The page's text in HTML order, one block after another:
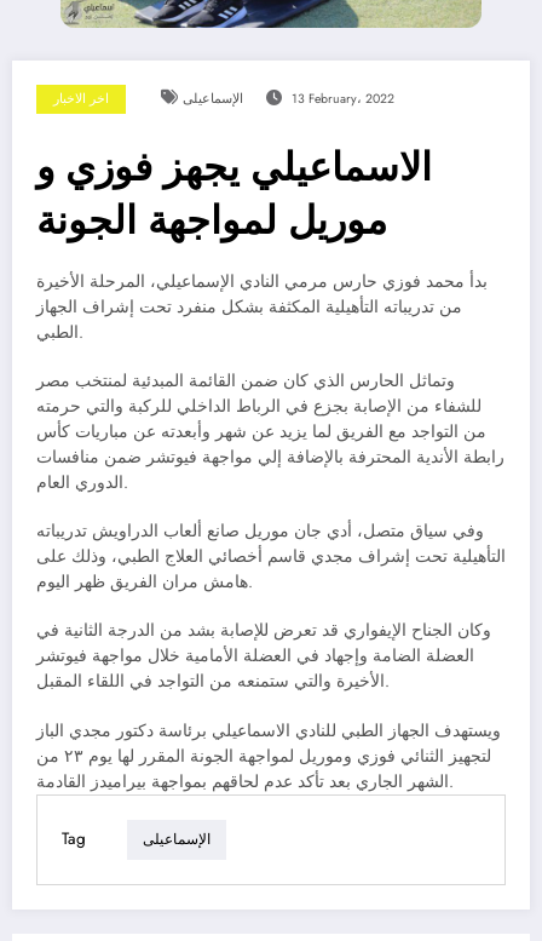
اخر الاخبار الإسماعيلى 13 February، 2022
الاسماعيلي يجهز فوزي و
موريل لمواجهة الجونة
بدأ محمد فوزي حارس مرمي النادي الإسماعيلي، المرحلة الأخيرة
من تدريباته التأهيلية المكثفة بشكل منفرد تحت إشراف الجهاز
الطبي.
وتماثل الحارس الذي كان ضمن القائمة المبدئية لمنتخب مصر
للشفاء من الإصابة بجزع في الرباط الداخلي للركبة والتي حرمته
من التواجد مع الفريق لما يزيد عن شهر وأبعدته عن مباريات كأس
رابطة الأندية المحترفة بالإضافة إلي مواجهة فيوتشر ضمن منافسات
الدوري العام.
وفي سياق متصل، أدي جان موريل صانع ألعاب الدراويش تدريباته
التأهيلية تحت إشراف مجدي قاسم أخصائي العلاج الطبي، وذلك على
هامش مران الفريق ظهر اليوم.
وكان الجناح الإيفواري قد تعرض للإصابة بشد من الدرجة الثانية في
العضلة الضامة وإجهاد في العضلة الأمامية خلال مواجهة فيوتشر
الأخيرة والتي ستمنعه من التواجد في اللقاء المقبل.
ويستهدف الجهاز الطبي للنادي الاسماعيلي برئاسة دكتور مجدي الباز
لتجهيز الثنائي فوزي وموريل لمواجهة الجونة المقرر لها يوم ٢٣ من
الشهر الجاري بعد تأكد عدم لحاقهم بمواجهة بيراميدز القادمة.
Tag الإسماعيلى